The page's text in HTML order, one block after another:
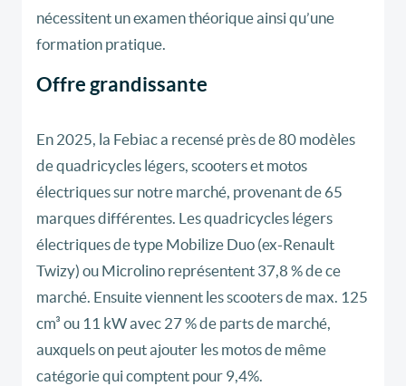
nécessitent un examen théorique ainsi qu’une
formation pratique.
Offre grandissante
En 2025, la Febiac a recensé près de 80 modèles
de quadricycles légers, scooters et motos
électriques sur notre marché, provenant de 65
marques différentes. Les quadricycles légers
électriques de type Mobilize Duo (ex-Renault
Twizy) ou Microlino représentent 37,8 % de ce
marché. Ensuite viennent les scooters de max. 125
cm³ ou 11 kW avec 27 % de parts de marché,
auxquels on peut ajouter les motos de même
catégorie qui comptent pour 9,4%.